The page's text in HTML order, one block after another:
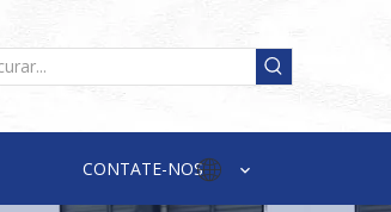
CONTATE-NOS